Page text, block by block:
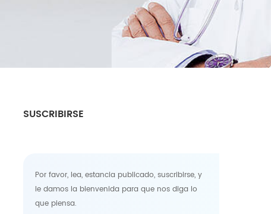
SUSCRIBIRSE
Por favor, lea, estancia publicado, suscribirse, y
le damos la bienvenida para que nos diga lo
que piensa.